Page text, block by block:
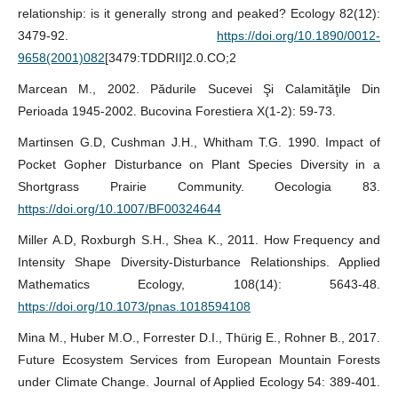
relationship: is it generally strong and peaked? Ecology 82(12):
3479-92. https://doi.org/10.1890/0012-
9658(2001)082[3479:TDDRII]2.0.CO;2
Marcean M., 2002. Pădurile Sucevei Şi Calamităţile Din
Perioada 1945-2002. Bucovina Forestiera X(1-2): 59-73.
Martinsen G.D, Cushman J.H., Whitham T.G. 1990. Impact of
Pocket Gopher Disturbance on Plant Species Diversity in a
Shortgrass Prairie Community. Oecologia 83.
https://doi.org/10.1007/BF00324644
Miller A.D, Roxburgh S.H., Shea K., 2011. How Frequency and
Intensity Shape Diversity-Disturbance Relationships. Applied
Mathematics Ecology, 108(14): 5643-48.
https://doi.org/10.1073/pnas.1018594108
Mina M., Huber M.O., Forrester D.I., Thürig E., Rohner B., 2017.
Future Ecosystem Services from European Mountain Forests
under Climate Change. Journal of Applied Ecology 54: 389-401.